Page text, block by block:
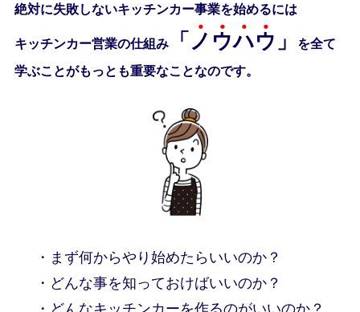
絶対に失敗しないキッチンカー事業を始めるには
キッチンカー営業の仕組み「 ノ ウハウ 」
を全て
学ぶことがもっとも重要なことなのです。
・まず何からやり始めたらいいのか？
・どんな事を知っておけばいいのか？